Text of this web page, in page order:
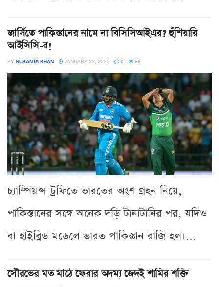
জার্সিতে পাকিস্তানের নামে না বিসিসিআইএর? হুঁশিয়ারি
আইসিসি-র!
BY SUSANTA KHAN JANUARY 22, 2025 0 88
চ্যাম্পিয়ন্স ট্রফিতে ভারতের অংশ গ্রহন নিয়ে,
পাকিস্তানের সঙ্গে অনেক দড়ি টানাটানির পর, যদিও
বা হাইব্রিড মডেলে ভারত পাকিস্তান রাজি হল।...
সৌরভের মত মাঠে ফেরার অদম্য জেদই শামির শক্তি